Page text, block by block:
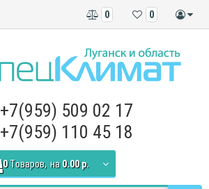
0
0
+7(959) 509 02 17
+7(959) 110 45 18
0 Tоваров, на 0.00 р.